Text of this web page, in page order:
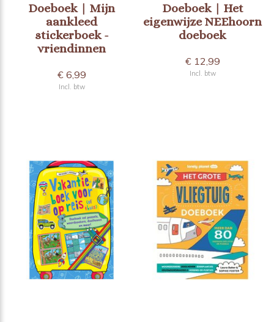
Doeboek | Mijn
aankleed
stickerboek -
vriendinnen
€ 6,99
Incl. btw
Doeboek | Het
eigenwijze NEEhoorn
doeboek
€ 12,99
Incl. btw